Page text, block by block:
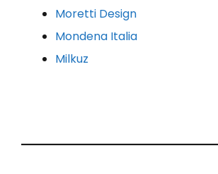
Moretti Design
Mondena Italia
Milkuz